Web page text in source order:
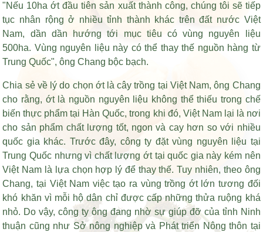
"Nếu 10ha ớt đầu tiên sản xuất thành công, chúng tôi sẽ tiếp
tục nhân rộng ở nhiều tỉnh thành khác trên đất nước Việt
Nam, dần dần hướng tới mục tiêu có vùng nguyên liệu
500ha. Vùng nguyên liệu này có thể thay thế nguồn hàng từ
Trung Quốc", ông Chang bộc bạch.
Chia sẻ về lý do chọn ớt là cây trồng tại Việt Nam, ông Chang
cho rằng, ớt là nguồn nguyên liệu không thể thiếu trong chế
biến thực phẩm tại Hàn Quốc, trong khi đó, Việt Nam lại là nơi
cho sản phẩm chất lượng tốt, ngon và cay hơn so với nhiều
quốc gia khác. Trước đây, công ty đặt vùng nguyên liệu tại
Trung Quốc nhưng vì chất lượng ớt tại quốc gia này kém nên
Việt Nam là lựa chọn hợp lý để thay thế. Tuy nhiên, theo ông
Chang, tại Việt Nam việc tạo ra vùng trồng ớt lớn tương đối
khó khăn vì mỗi hộ dân chỉ được cấp những thửa ruộng khá
nhỏ. Do vậy, công ty ông đang nhờ sự giúp đỡ của tỉnh Ninh
thuận cũng như Sở nông nghiệp và Phát triển Nông thôn tại